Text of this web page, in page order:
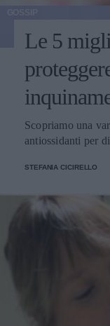
Le 5
Scopriamo una
antiossidanti per
STEFANIA CICIRELLO